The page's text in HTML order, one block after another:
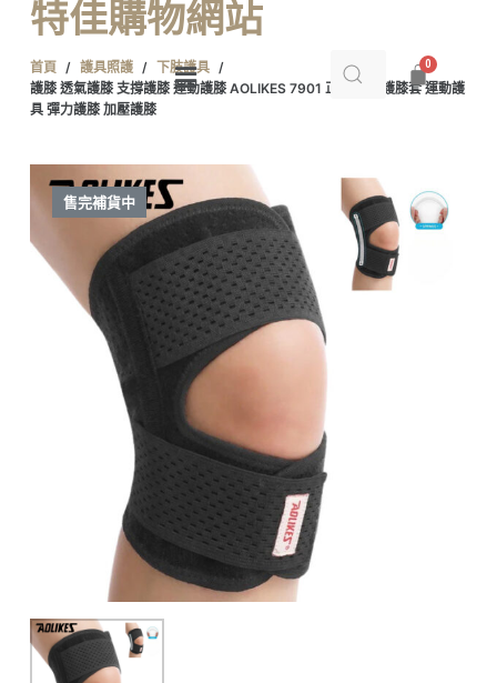
跳
至
主
要
容
特佳購物網站
首頁 / 護具照護 / 下肢護具 /
護膝 透氣護膝 支撐護膝 運動護膝 AOLIKES 7901 正公司貨 護膝套 運動護
具 彈力護膝 加壓護膝
售完補貨中